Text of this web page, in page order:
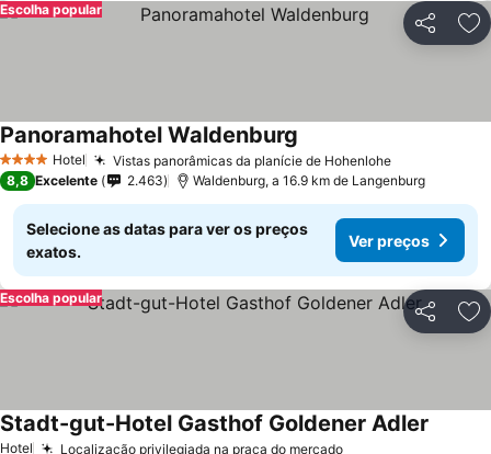
Partilhar
Escolha popular
4 EstrelasHotel Vistas panorâmicas da planície de Hohenlohe
Panoramahotel Waldenburg
8,8 Excelente 2.463 Waldenburg, a 16.9 km de Langenburg
Selecione as datas para ver os preços
exatos.
Ver preços
Partilhar
Escolha popular
Hotel Localização privilegiada na praça do mercado
Stadt-gut-Hotel Gasthof Goldener Adler